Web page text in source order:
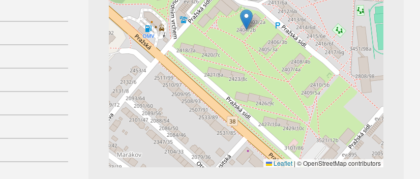
Leaflet | © OpenStreetMap contributors